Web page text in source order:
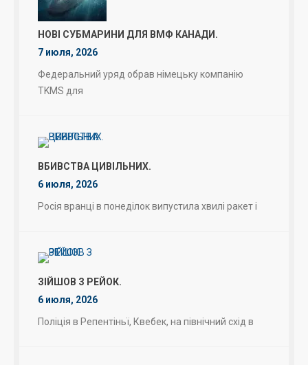
НОВІ СУБМАРИНИ ДЛЯ ВМФ КАНАДИ.
7 июля, 2026
Федеральний уряд обрав німецьку компанію
TKMS для
ВБИВСТВА ЦИВІЛЬНИХ.
6 июля, 2026
Росія вранці в понеділок випустила хвилі ракет і
ЗІЙШОВ З РЕЙОК.
6 июля, 2026
Поліція в Репентіньї, Квебек, на північний схід в